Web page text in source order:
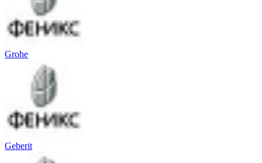
Grohe
Geberit